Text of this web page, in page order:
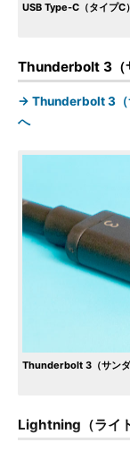
USB Type-C（タイプC
Thunderbolt 3（
→ Thunderbolt 3（
へ
Thunderbolt 3（サン
Lightning（ライ